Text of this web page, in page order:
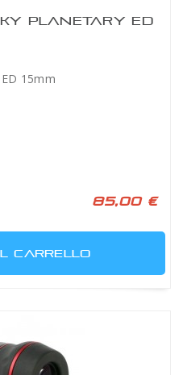
PLANETARY ED
15mm
85,00 €
CARRELLO